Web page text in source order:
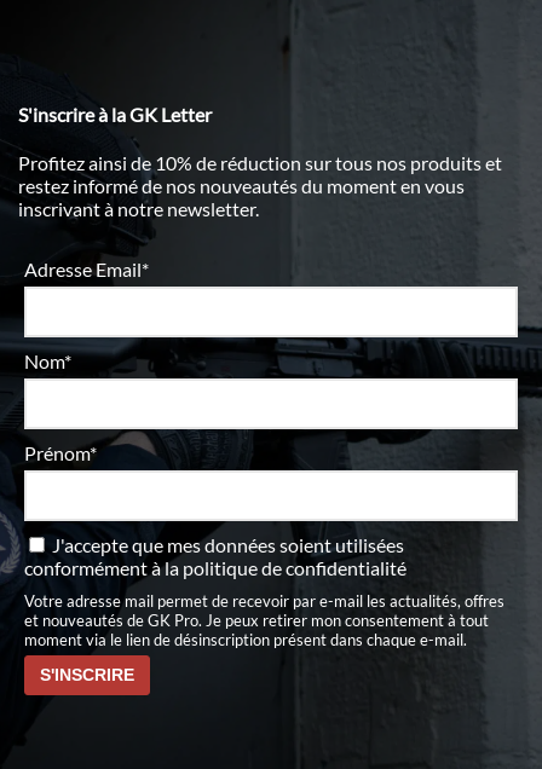
S'inscrire à la GK Letter
Profitez ainsi de 10% de réduction sur tous nos produits et
restez informé de nos nouveautés du moment en vous
inscrivant à notre newsletter.
Adresse Email*
Nom*
Prénom*
J'accepte que mes données soient utilisées
conformément àla politique de confidentialité
Votre adresse mail permet de recevoir par e-mail les actualités, offres
et nouveautés de GK Pro. Je peux retirer mon consentement à tout
moment via le lien de désinscription présent dans chaque e-mail.